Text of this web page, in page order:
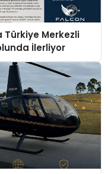
Türkiye Merkezli
İlerliyor